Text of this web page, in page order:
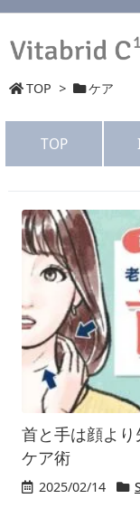
TOP > ケア
TOP
首と手は顔より
ケア術
2025/02/14